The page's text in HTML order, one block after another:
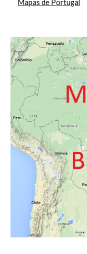
Mapas de Portugal